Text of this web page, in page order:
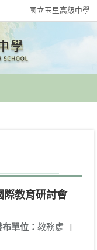
國立玉里高級中學
際教育研討會
布單位： 教務處 |